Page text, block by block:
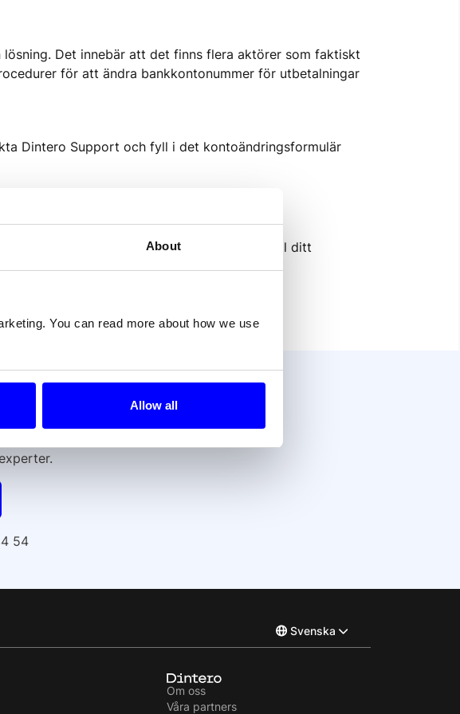
About
You can read more about how we use
Allow all
Det innebär att det finns flera aktörer som faktiskt
för att ändra bankkontonummer för utbetalningar
Dintero Support och fyll i det kontoändringsformulär
vill ha pengar utbetalda till måste
kopplas till ditt
till andra bankkonton än detta.
oss?
54
Svenska
Om oss
Våra partners